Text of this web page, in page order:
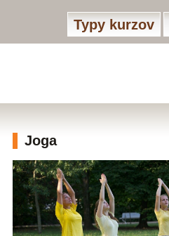
Typy kurzov
Joga